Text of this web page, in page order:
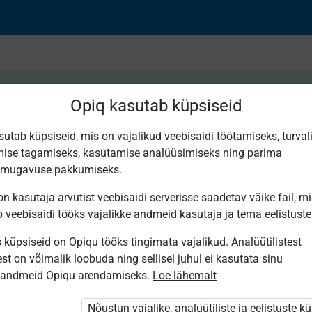
Измерение
ole Opiqusse sisse logitud.
paketi „Erakasutaja 2024/25”
Opiq kasutab küpsiseid
küpsiseid, mis on vajalikud veebisaidi töötamiseks,
tagamiseks, kasutamise analüüsimiseks ning parima
pakkumiseks.
kasutaja arvutist veebisaidi serverisse saadetav väike fail,
veebisaidi tööks vajalikke andmeid kasutaja ja tema
küpsiseid on Opiqu tööks tingimata vajalikud. Analüütilistest
on võimalik loobuda ning sellisel juhul ei kasutata sinu
Opiqu arendamiseks. Loe lähemalt
Nõustun vajalike, analüütiliste ja eelistuste